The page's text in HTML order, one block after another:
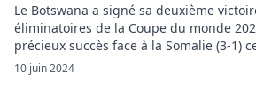
Le Botswana a signé sa deuxième
éliminatoires de la Coupe du monde
précieux succès face à la Somalie (3-1)
journée. Le Botswana a fait ce lundi un
course à la qualification de la Coupe du
10 juin 2024